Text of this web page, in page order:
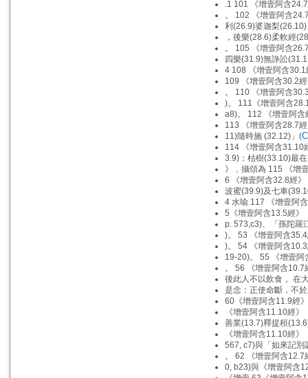
.1 101 《增壹阿含
。 102 《增壹阿含
利(26.9)婆迦梨
，後樂(28.6)柔軟經
。 105 《增壹阿含
四樂(31.9)無諍訟
4 108 《增壹阿含30.1
109 《增壹阿含30.2
。 110 《增壹阿含
)。 111《增壹阿含
a8)。 112 《增壹阿含
113 《增壹阿含28.7
11)隨時施 (32.12)」(
114 《增壹阿含31.10
3.9)；枯樹(33.10)最
》，攝頌為 115 《增
6 《增壹阿含32.8經
波蜜(39.9)及七車
4 水喻 117 《增壹阿
5《增壹阿含13.5經》
p. 573,c3)、「孫陀羅
)。 53 《增壹阿含
)。 54 《增壹阿含
19-20)。 55 《增壹阿
。 56 《增壹阿含10.7
後此人不以飲食， 在
是念：正使命斷，不
60《增壹阿含11.9經
《增壹阿含11.10經》
善業(13.7)釋提桓
《增壹阿含11.10經
567, c7)與「如來記別
。 62 《增壹阿含12.7
0, b23)與《增壹阿含